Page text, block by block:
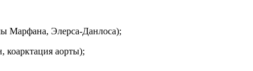
Марфана, Элерса-Данлоса);
коарктация аорты);